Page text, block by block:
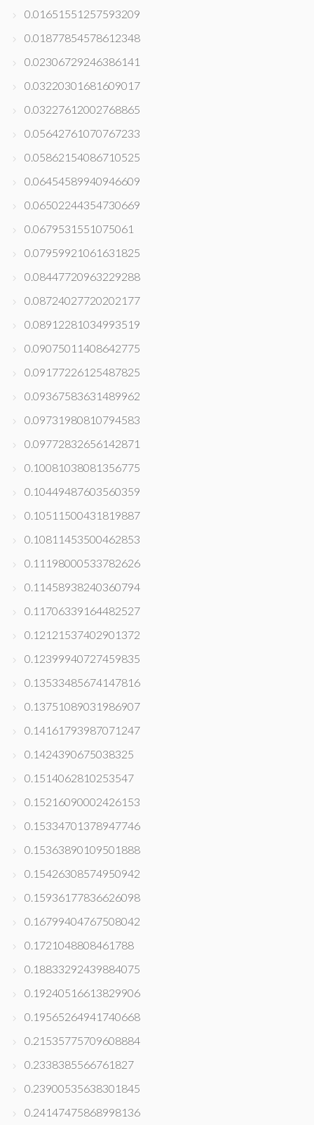
0.01651551257593209
0.01877854578612348
0.02306729246386141
0.03220301681609017
0.03227612002768865
0.05642761070767233
0.05862154086710525
0.06454589940946609
0.06502244354730669
0.0679531551075061
0.07959921061631825
0.08447720963229288
0.08724027720202177
0.08912281034993519
0.09075011408642775
0.09177226125487825
0.09367583631489962
0.09731980810794583
0.09772832656142871
0.10081038081356775
0.10449487603560359
0.10511500431819887
0.10811453500462853
0.11198000533782626
0.11458938240360794
0.11706339164482527
0.12121537402901372
0.12399940727459835
0.13533485674147816
0.13751089031986907
0.14161793987071247
0.1424390675038325
0.1514062810253547
0.15216090002426153
0.15334701378947746
0.15363890109501888
0.15426308574950942
0.15936177836626098
0.16799404767508042
0.1721048808461788
0.18833292439884075
0.19240516613829906
0.19565264941740668
0.21535775709608884
0.2338385566761827
0.23900535638301845
0.24147475868998136